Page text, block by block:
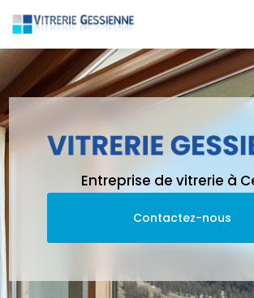
au
contenu
principal
Entreprise de vitrerie à
Contactez-nous